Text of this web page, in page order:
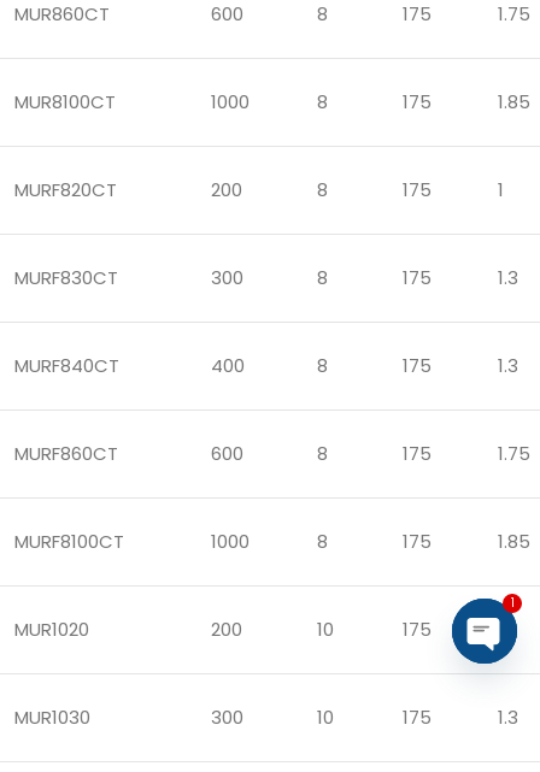
MUR860CT 600 8 175 1.75
MUR8100CT 1000 8 175 1.85
MURF820CT 200 8 175 1
MURF830CT 300 8 175 1.3
MURF840CT 400 8 175 1.3
MURF860CT 600 8 175 1.75
MURF8100CT 1000 8 175 1.85
MUR1020 200 10 175 1
MUR1030 300 10 175 1.3
Open
chaty
1